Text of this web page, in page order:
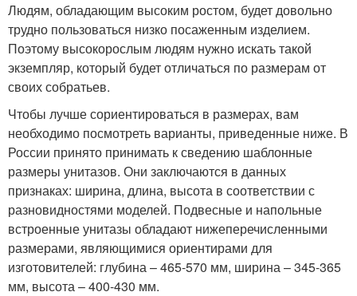
Людям, обладающим высоким ростом, будет довольно
трудно пользоваться низко посаженным изделием.
Поэтому высокорослым людям нужно искать такой
экземпляр, который будет отличаться по размерам от
своих собратьев.
Чтобы лучше сориентироваться в размерах, вам
необходимо посмотреть варианты, приведенные ниже. В
России принято принимать к сведению шаблонные
размеры унитазов. Они заключаются в данных
признаках: ширина, длина, высота в соответствии с
разновидностями моделей. Подвесные и напольные
встроенные унитазы обладают нижеперечисленными
размерами, являющимися ориентирами для
изготовителей: глубина – 465-570 мм, ширина – 345-365
мм, высота – 400-430 мм.